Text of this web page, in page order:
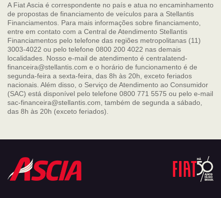
A Fiat Ascia é correspondente no país e atua no encaminhamento
de propostas de financiamento de veículos para a Stellantis
Financiamentos. Para mais informações sobre financiamento,
entre em contato com a Central de Atendimento Stellantis
Financiamentos pelo telefone das regiões metropolitanas (11)
3003-4022 ou pelo telefone 0800 200 4022 nas demais
localidades. Nosso e-mail de atendimento é centralatend-
financeira@stellantis.com e o horário de funcionamento é de
segunda-feira a sexta-feira, das 8h às 20h, exceto feriados
nacionais. Além disso, o Serviço de Atendimento ao Consumidor
(SAC) está disponível pelo telefone 0800 771 5575 ou pelo e-mail
sac-financeira@stellantis.com, também de segunda a sábado,
das 8h às 20h (exceto feriados).